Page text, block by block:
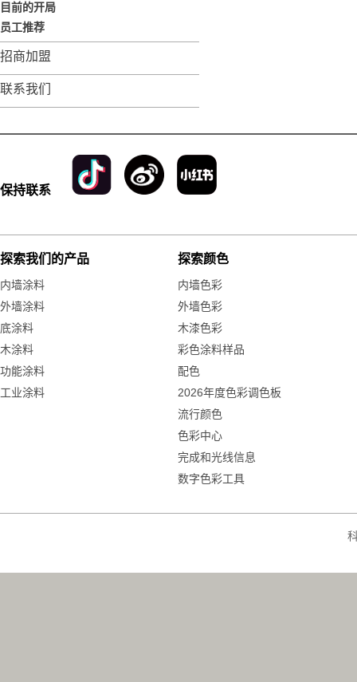
目前的开局
员工推荐
招商加盟
联系我们
保持联系
探索我们的产品
内墙涂料
外墙涂料
底涂料
木涂料
功能涂料
工业涂料
探索颜色
内墙色彩
外墙色彩
木漆色彩
彩色涂料样品
配色
2026年度色彩调色板
流行颜色
色彩中心
完成和光线信息
数字色彩工具